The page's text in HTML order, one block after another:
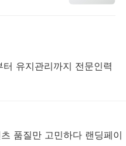
유지관리까지 전문인력
품질만 고민하다 랜딩페이